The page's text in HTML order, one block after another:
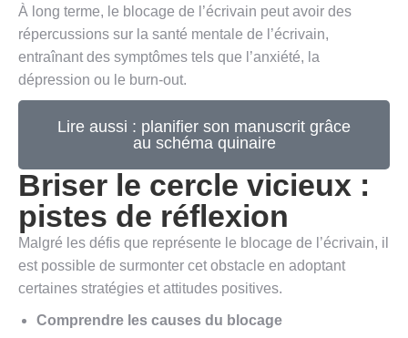
À long terme, le blocage de l’écrivain peut avoir des
répercussions sur la santé mentale de l’écrivain,
entraînant des symptômes tels que l’anxiété, la
dépression ou le burn-out.
Lire aussi : planifier son manuscrit grâce
au schéma quinaire
Briser le cercle vicieux :
pistes de réflexion
Malgré les défis que représente le blocage de l’écrivain, il
est possible de surmonter cet obstacle en adoptant
certaines stratégies et attitudes positives.
Comprendre les causes du blocage